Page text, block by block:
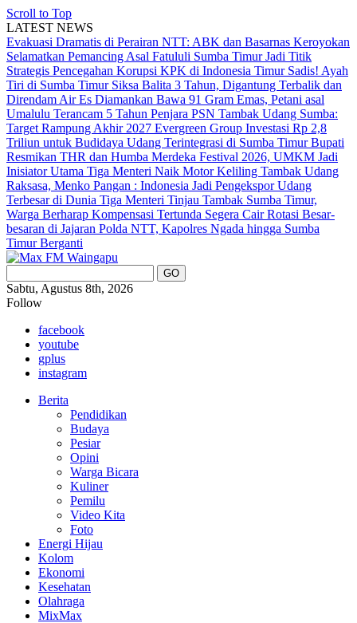
Scroll to Top
LATEST NEWS
Evakuasi Dramatis di Perairan NTT: ABK dan Basarnas Keroyokan
Selamatkan Pemancing Asal Fatululi Sumba Timur Jadi Titik
Strategis Pencegahan Korupsi KPK di Indonesia Timur Sadis! Ayah
Tiri di Sumba Timur Siksa Balita 3 Tahun, Digantung Terbalik dan
Direndam Air Es Diamankan Bawa 91 Gram Emas, Petani asal
Umalulu Terancam 5 Tahun Penjara PSN Tambak Udang Sumba:
Target Rampung Akhir 2027 Evergreen Group Investasi Rp 2,8
Triliun untuk Budidaya Udang Terintegrasi di Sumba TimurBupati
Resmikan THR dan Humba Merdeka Festival 2026, UMKM Jadi
Inisiator Utama Tiga Menteri Naik Motor Keliling Tambak Udang
Raksasa, Menko Pangan : Indonesia Jadi Pengekspor Udang
Terbesar di Dunia Tiga Menteri Tinjau Tambak Sumba Timur,
Warga Berharap Kompensasi Tertunda Segera CairRotasi Besar-
besaran di Jajaran Polda NTT, Kapolres Ngada hingga Sumba
Timur Berganti
Sabtu, Agustus 8th, 2026
Follow
facebook
youtube
gplus
instagram
Berita
Pendidikan
Budaya
Pesiar
Opini
Warga Bicara
Kuliner
Pemilu
Video Kita
Foto
Energi Hijau
Kolom
Ekonomi
Kesehatan
Olahraga
MixMax